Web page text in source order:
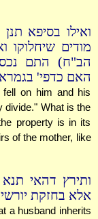
ואילו בסיפא
מודים שיחלוקו
הב"ח) התם
האם כדפי' בגמרא
on him and his
divide." What is the
property is in its
of the mother, like
ותירץ דהאי
אלא בחזקת
a husband inherits